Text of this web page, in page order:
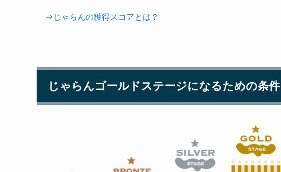
⇒ じゃらんの獲得スコアとは？
じゃらんゴールドステージになるための条件